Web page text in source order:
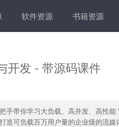
软件资源 书籍资源
开发 - 带源码课件
手带你学习大负载、高并发、高性能
造可负载百万用户量的企业级的流媒